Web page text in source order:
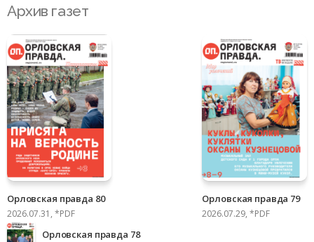
Архив газет
Орловская правда 80
2026.07.31, *PDF
Орловская правда 79
2026.07.29, *PDF
Орловская правда 78